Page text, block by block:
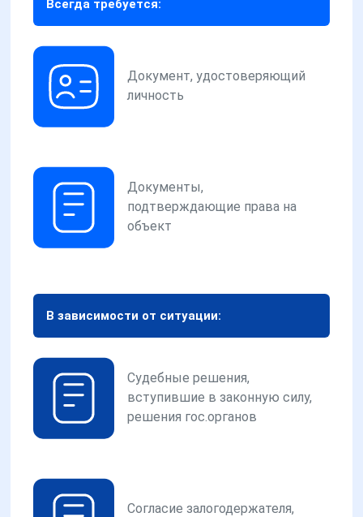
Всегда требуется:
Документ, удостоверяющий
личность
Документы,
подтверждающие права на
объект
В зависимости от ситуации:
Судебные решения,
вступившие в законную силу,
решения гос.органов
Согласие залогодержателя,